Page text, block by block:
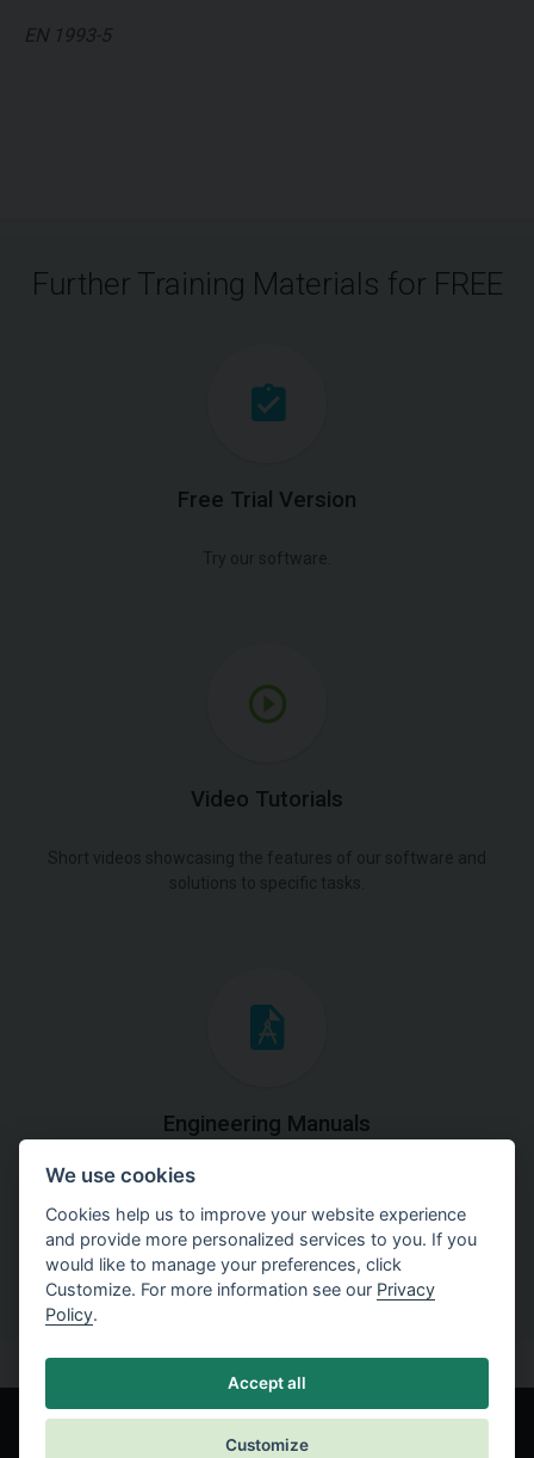
EN 1993-5
Further Training Materials for FREE
Free Trial Version
Try our software.
Video Tutorials
Short videos showcasing the features of our software and
solutions to specific tasks.
Engineering Manuals
Step by steps guides on how
to solve a specific tasks.
We use cookies
Cookies help us to improve your website experience
and provide more personalized services to you. If you
would like to manage your preferences, click
Customize. For more information see our Privacy
Policy.
Accept all
Customize